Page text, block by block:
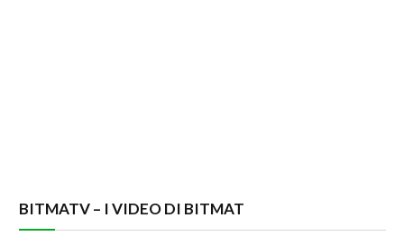
BITMATV – I VIDEO DI BITMAT